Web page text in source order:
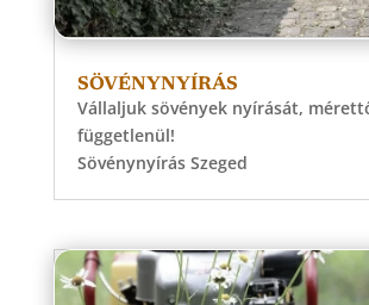
SÖVÉNYNYÍRÁS
Vállaljuk sövények nyírását,
függetlenül!
Sövénynyírás Szeged